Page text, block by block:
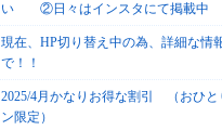
い ②日々はインスタにて掲載中
現在、HP切り替え中の為、詳細な情
で！！
2025/4月かなりお得な割引 （おひと
ン限定）